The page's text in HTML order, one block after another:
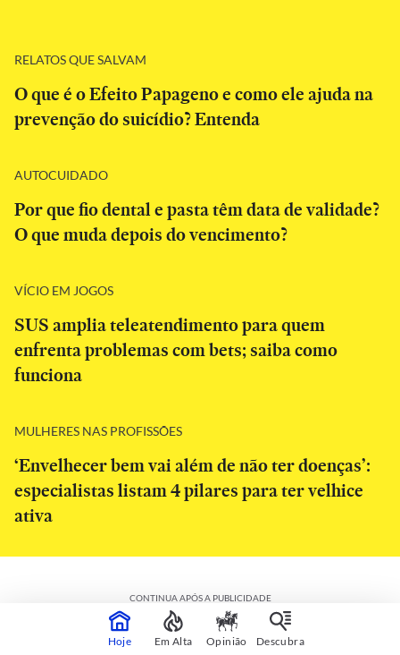
RELATOS QUE SALVAM
O que é o Efeito Papageno e como ele ajuda na
prevenção do suicídio? Entenda
AUTOCUIDADO
Por que fio dental e pasta têm data de validade?
O que muda depois do vencimento?
VÍCIO EM JOGOS
SUS amplia teleatendimento para quem
enfrenta problemas com bets; saiba como
funciona
MULHERES NAS PROFISSÕES
‘Envelhecer bem vai além de não ter doenças’:
especialistas listam 4 pilares para ter velhice
ativa
CONTINUA APÓS A PUBLICIDADE
Hoje Em Alta Opinião Descubra